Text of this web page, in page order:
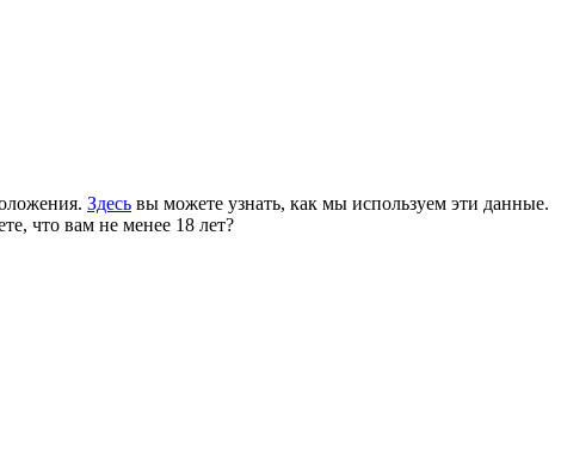
Здесь вы можете узнать, как мы используем эти данные.
что вам не менее 18 лет?